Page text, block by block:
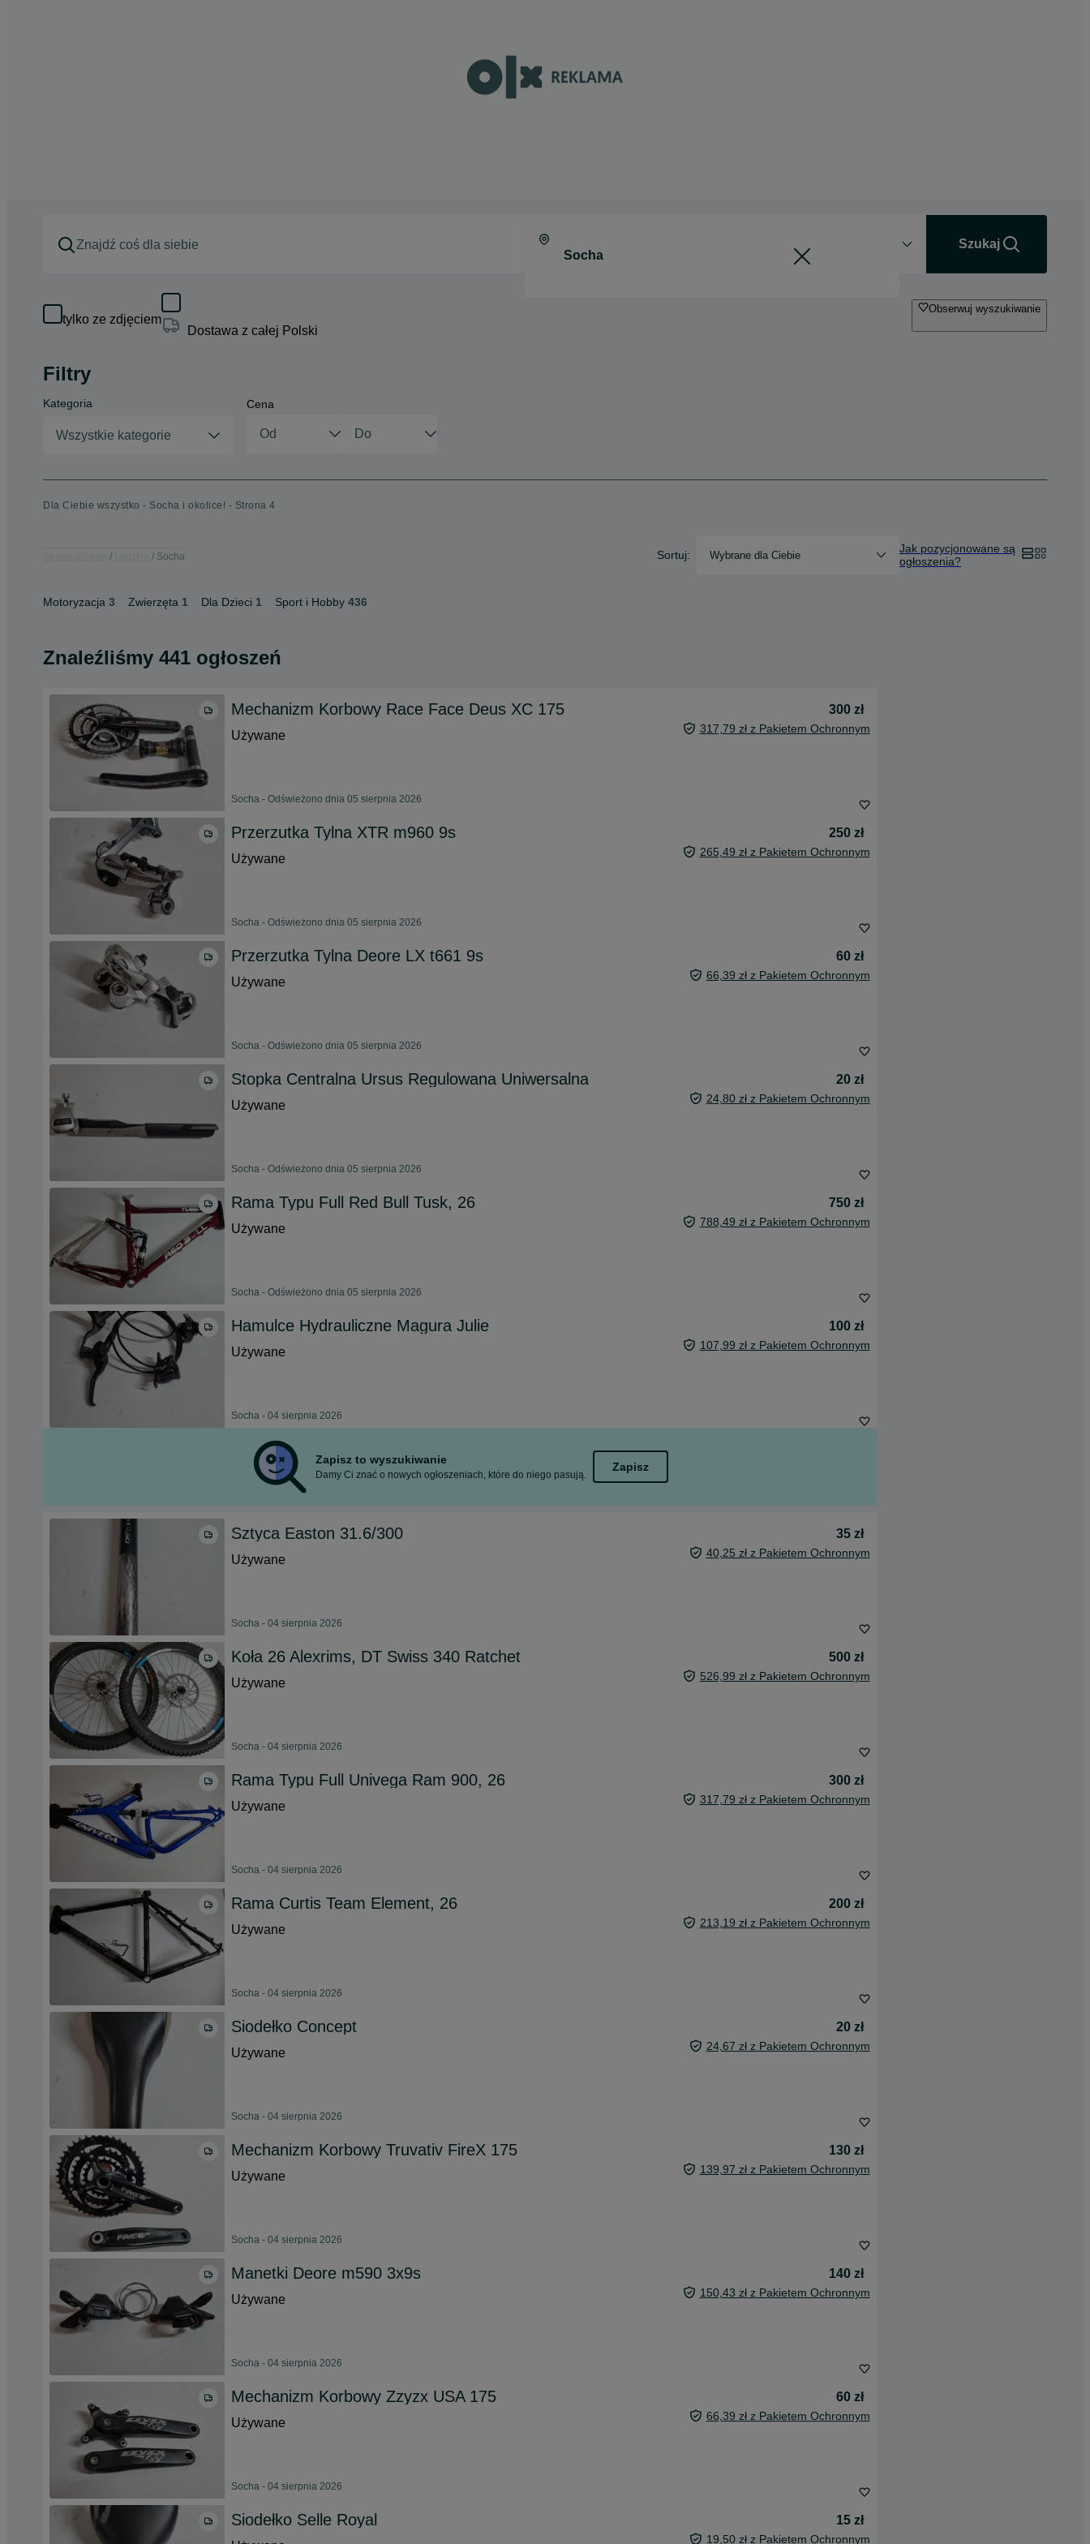
Szukaj
tylko ze zdjęciem
Dostawa z całej Polski
Obserwuj wyszukiwanie
Filtry
Kategoria
Wszystkie kategorie
Cena
Dla Ciebie wszystko - Socha i okolice! - Strona 4
Socha Sortuj: Wybrane dla Ciebie
Jak pozycjonowane są
ogłoszenia?
Motoryzacja 3 Zwierzęta 1 Dla Dzieci 1 Sport i Hobby 436
Znaleźliśmy 441 ogłoszeń
Mechanizm Korbowy Race Face Deus XC 175
300 zł
Używane
317,79 zł z Pakietem Ochronnym
Socha - Odświeżono dnia 05 sierpnia 2026
Przerzutka Tylna XTR m960 9s
250 zł
Używane
265,49 zł z Pakietem Ochronnym
Socha - Odświeżono dnia 05 sierpnia 2026
Przerzutka Tylna Deore LX t661 9s
60 zł
Używane
66,39 zł z Pakietem Ochronnym
Socha - Odświeżono dnia 05 sierpnia 2026
Stopka Centralna Ursus Regulowana Uniwersalna
20 zł
Używane
24,80 zł z Pakietem Ochronnym
Socha - Odświeżono dnia 05 sierpnia 2026
Rama Typu Full Red Bull Tusk, 26
750 zł
Używane
788,49 zł z Pakietem Ochronnym
Socha - Odświeżono dnia 05 sierpnia 2026
Hamulce Hydrauliczne Magura Julie
100 zł
Używane
107,99 zł z Pakietem Ochronnym
Socha - 04 sierpnia 2026
Zapisz to wyszukiwanie
Damy Ci znać o nowych ogłoszeniach, które do niego pasują.
Zapisz
Sztyca Easton 31.6/300
35 zł
Używane
40,25 zł z Pakietem Ochronnym
Socha - 04 sierpnia 2026
Koła 26 Alexrims, DT Swiss 340 Ratchet
500 zł
Używane
526,99 zł z Pakietem Ochronnym
Socha - 04 sierpnia 2026
Rama Typu Full Univega Ram 900, 26
300 zł
Używane
317,79 zł z Pakietem Ochronnym
Socha - 04 sierpnia 2026
Rama Curtis Team Element, 26
200 zł
Używane
213,19 zł z Pakietem Ochronnym
Socha - 04 sierpnia 2026
Siodełko Concept
20 zł
Używane
24,67 zł z Pakietem Ochronnym
Socha - 04 sierpnia 2026
Mechanizm Korbowy Truvativ FireX 175
130 zł
Używane
139,97 zł z Pakietem Ochronnym
Socha - 04 sierpnia 2026
Manetki Deore m590 3x9s
140 zł
Używane
150,43 zł z Pakietem Ochronnym
Socha - 04 sierpnia 2026
Mechanizm Korbowy Zzyzx USA 175
60 zł
Używane
66,39 zł z Pakietem Ochronnym
Socha - 04 sierpnia 2026
Siodełko Selle Royal
15 zł
19,50 zł z Pakietem Ochronnym